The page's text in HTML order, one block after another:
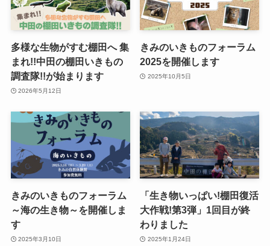
多様な生物がすむ棚田へ 集
まれ!!中田の棚田いきもの
調査隊!!が始まります
2026年5月12日
きみのいきものフォーラム
2025を開催します
2025年10月5日
きみのいきものフォーラム
～海の生き物～を開催しま
す
2025年3月10日
「生き物いっぱい!棚田復活
大作戦!第3弾」1回目が終
わりました
2025年1月24日